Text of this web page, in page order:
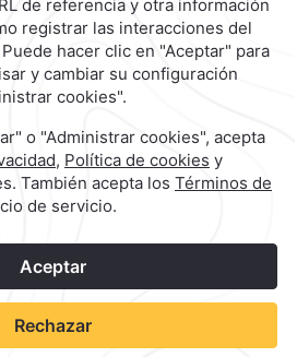
Grupo Camino Real
1